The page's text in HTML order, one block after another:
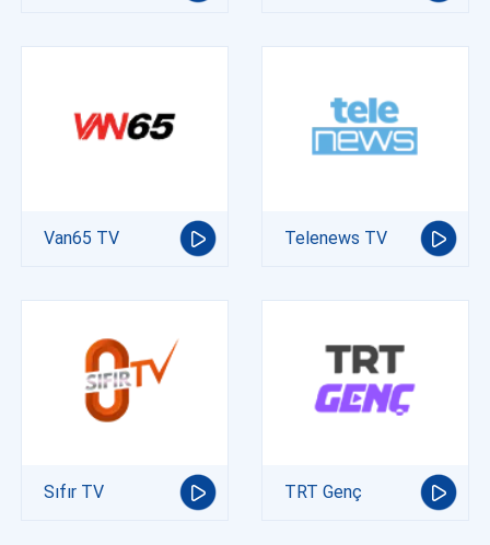
Van65 TV Telenews TV
Sıfır TV TRT Genç